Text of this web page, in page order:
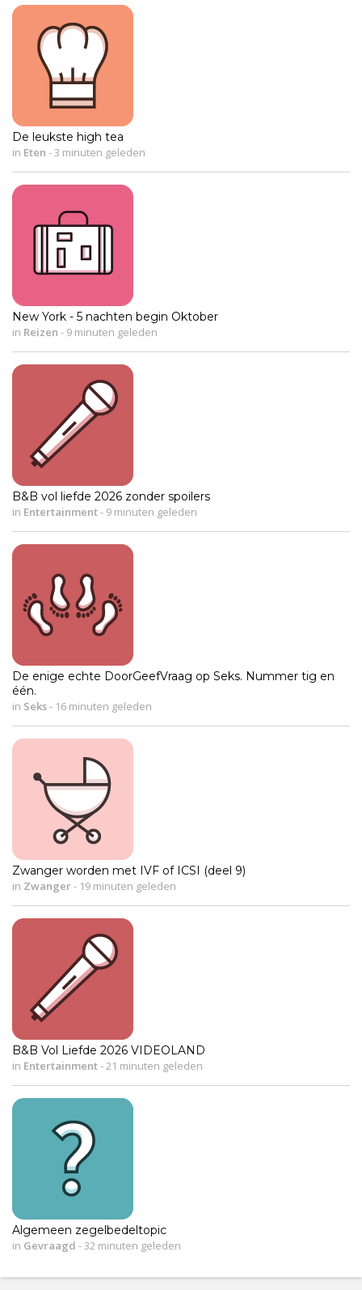
De leukste high tea
in Eten -3 minuten geleden
New York - 5 nachten begin Oktober
in Reizen - 9 minuten geleden
B&B vol liefde 2026 zonder spoilers
in Entertainment- 9 minuten geleden
De enige echte DoorGeefVraag op Seks. Nummer tig en
één.
in Seks- 16 minuten geleden
Zwanger worden met IVF of ICSI (deel 9)
in Zwanger- 19 minuten geleden
B&B Vol Liefde 2026 VIDEOLAND
in Entertainment-21 minuten geleden
Algemeen zegelbedeltopic
in Gevraagd -32 minuten geleden